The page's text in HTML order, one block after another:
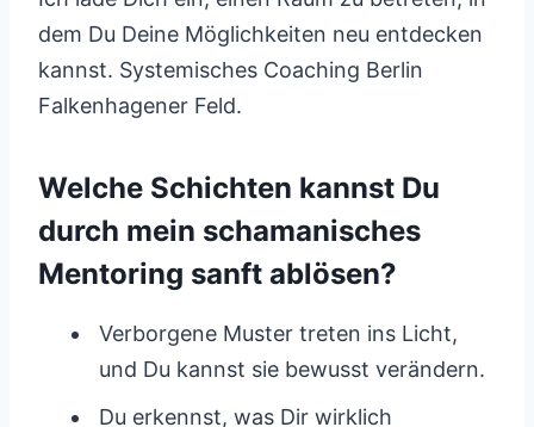
dem Du Deine Möglichkeiten neu entdecken
kannst. Systemisches Coaching Berlin
Falkenhagener Feld.
Welche Schichten kannst Du
durch mein schamanisches
Mentoring sanft ablösen?
Verborgene Muster treten ins Licht,
und Du kannst sie bewusst verändern.
Du erkennst, was Dir wirklich